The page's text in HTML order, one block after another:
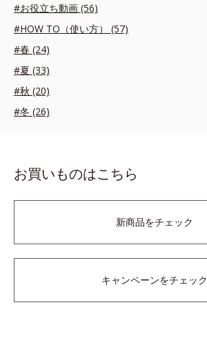
#お役立ち動画 (56)
#HOW TO（使い方） (57)
#春 (24)
#夏 (33)
#秋 (20)
#冬 (26)
お買いものはこちら
新商品をチェック
キャンペーンをチェック